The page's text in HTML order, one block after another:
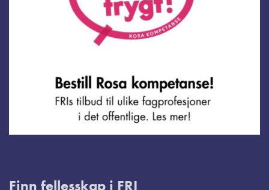
Finn fellesskap i FRI